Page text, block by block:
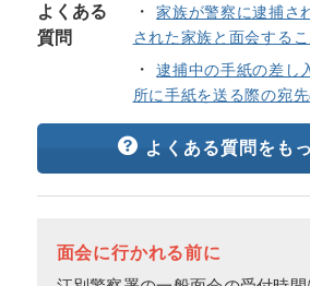
よくある
質問
家族が警察に逮捕さ
された家族と面会する
逮捕中の手紙の差し
所に手紙を送る際の宛
よくある質問をも
面会に行かれる前に